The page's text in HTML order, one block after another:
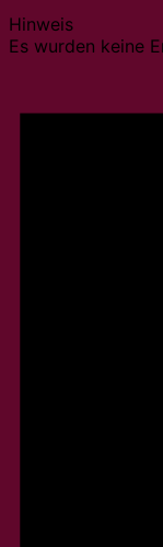
Hinweis
Es wurden keine